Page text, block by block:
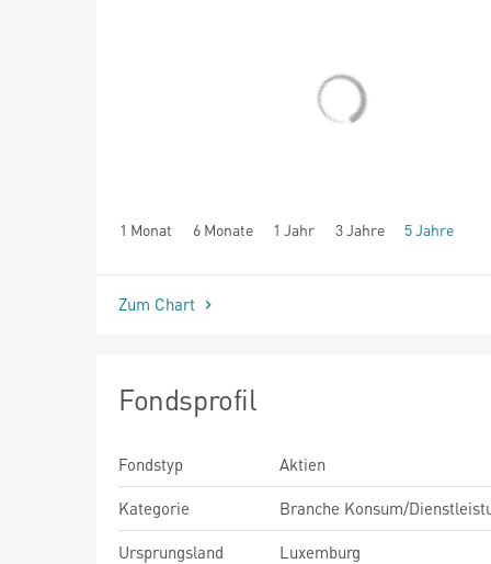
1 Monat 6 Monate 1 Jahr 3 Jahre 5 Jahre
seit Beginn
Zum Chart
Fondsprofil
Fondstyp
Aktien
Kategorie
Branche Konsum/
Ursprungsland
Luxemburg